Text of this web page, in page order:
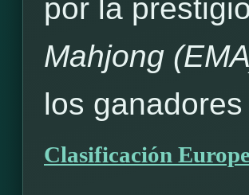
por la
Mahjong
los
Clasificación